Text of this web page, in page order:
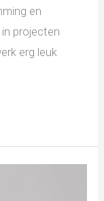
en
projecten
erg leuk